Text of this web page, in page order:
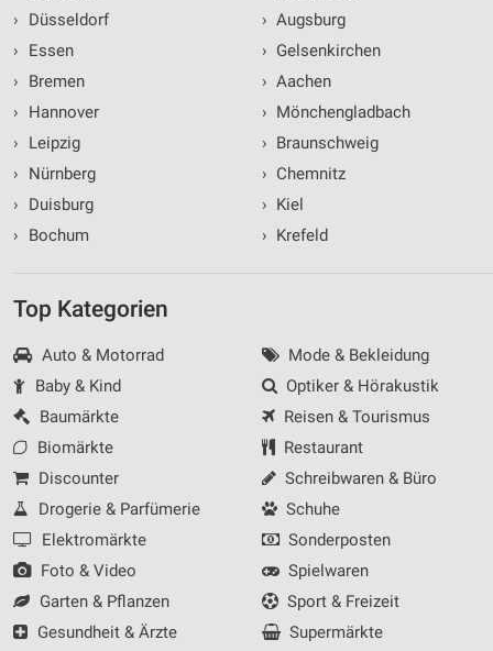
›
Düsseldorf
›
Essen
›
Bremen
›
Hannover
›
Leipzig
›
Nürnberg
›
Duisburg
›
Bochum
› Augsburg
› Gelsenkirchen
› Aachen
› Mönchengladbach
› Braunschweig
› Chemnitz
› Kiel
› Krefeld
Top Kategorien
Auto & Motorrad
Baby & Kind
Baumärkte
Biomärkte
Discounter
Drogerie & Parfümerie
Elektromärkte
Foto & Video
Garten & Pflanzen
Gesundheit & Ärzte
Mode & Bekleidung
Optiker & Hörakustik
Reisen & Tourismus
Restaurant
Schreibwaren & Büro
Schuhe
Sonderposten
Spielwaren
Sport & Freizeit
Supermärkte